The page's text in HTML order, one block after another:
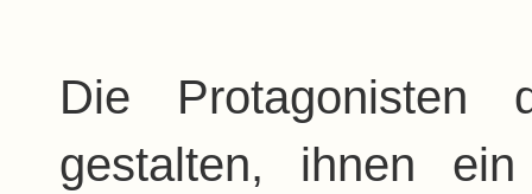
Die Protagonisten
gestalten, ihnen